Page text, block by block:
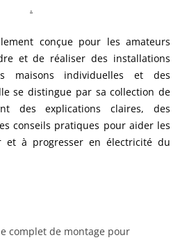
.
conçue pour les amateurs
et de réaliser des installations
maisons individuelles et des
se distingue par sa collection de
des explications claires, des
conseils pratiques pour aider les
et à progresser en électricité du
complet de montage pour